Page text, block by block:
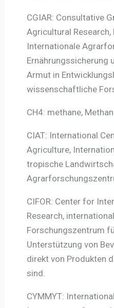
CGIAR: Consultative
Agricultural
Internationale
Ernährungssicherung
Armut in
wissenschaftliche
CH4: methane, Methan
CIAT: International
Agriculture,
tropische
CIFOR: Center for
Research,
Forschungszentrum
Unterstützung von
direkt von Produkten
sind.
CYMMYT: